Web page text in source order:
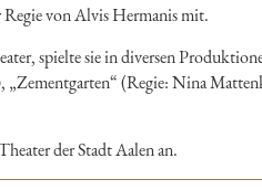
Regie von Alvis Hermanis mit.
spielte sie in diversen
(Regie: Nina
der Stadt Aalen an.